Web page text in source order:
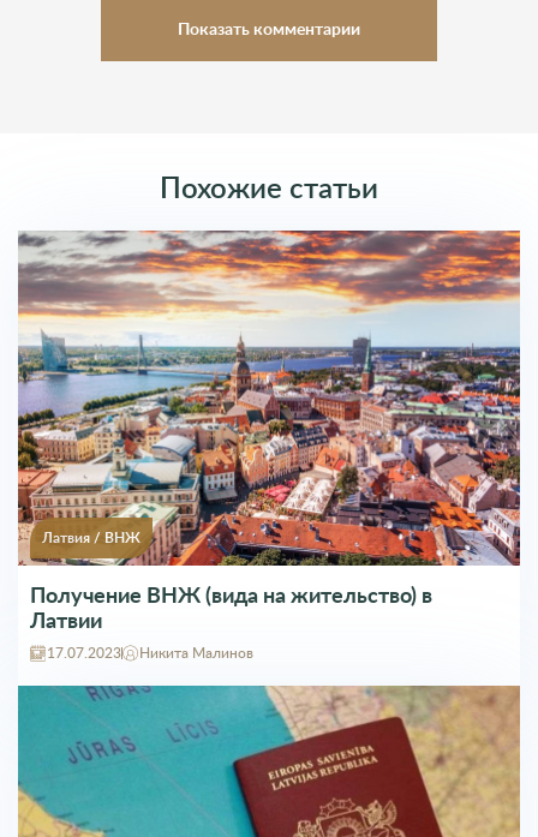
Показать комментарии
Оставить комментарий
Введите Имя
Введите Почту
Ваш комментарий
Похожие статьи
Латвия / ВНЖ
Получение ВНЖ (вида на жительство) в
Латвии
17.07.2023 Никита Малинов